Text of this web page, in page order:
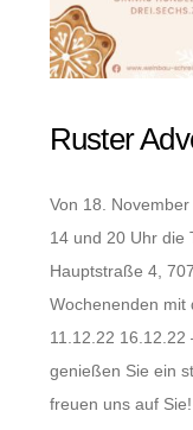
Ruster
Von 18.
14 und 20 Uhr die
Hauptstraße 4,
Wochenenden
11.12.22 16.12.22
genießen Sie ein
freuen uns auf